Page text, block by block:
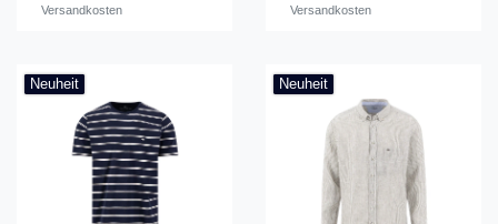
Versandkosten
Versandkosten
Neuheit Neuheit